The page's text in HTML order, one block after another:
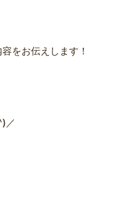
をお伝えします！
／